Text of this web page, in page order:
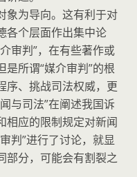
象为导向。这有利于对
各个层面作出集中论
审判”，在有些著作或
所谓“媒介审判”的根
序、挑战司法权威，更
与司法”在阐述我国诉
相应的限制规定对新闻
判”进行了讨论，就显
部分，可能会有割裂之